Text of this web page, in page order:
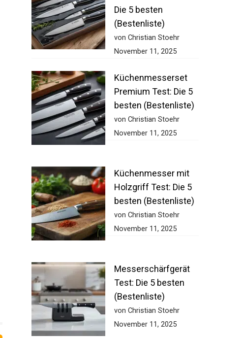
Die 5 besten
(Bestenliste)
von Christian Stoehr
November 11, 2025
Küchenmesserset
Premium Test: Die 5
besten (Bestenliste)
von Christian Stoehr
November 11, 2025
Küchenmesser mit
Holzgriff Test: Die 5
besten (Bestenliste)
von Christian Stoehr
November 11, 2025
Messerschärfgerät
Test: Die 5 besten
(Bestenliste)
von Christian Stoehr
November 11, 2025